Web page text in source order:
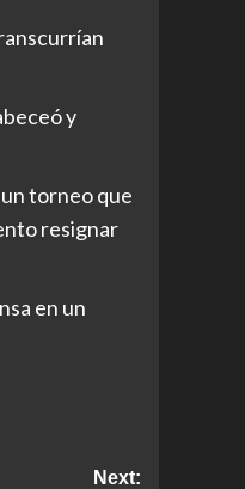
y
torneo que
resignar
en un
Next: